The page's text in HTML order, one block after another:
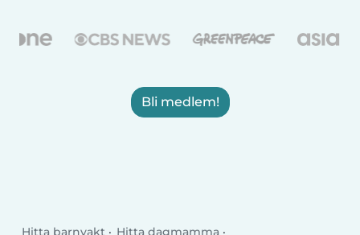
Bli medlem!
Hitta barnvakt
Hitta dagmamma